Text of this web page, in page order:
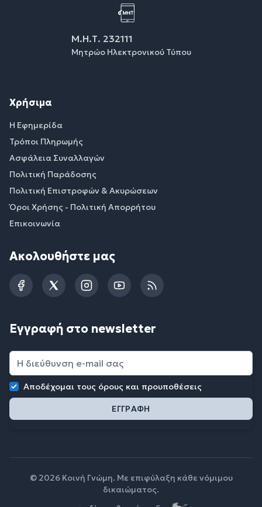
Μ.Η.Τ. 232111
Μητρώο Ηλεκτρονικού Τύπου
Χρήσιμα
Η Εφημερίδα
Τρόποι Πληρωμής
Ασφάλεια Συναλλαγών
Πολιτική Παράδοσης
Πολιτική Επιστροφών & Ακυρώσεων
Όροι Χρήσης - Πολιτική Απορρήτου
Επικοινωνία
Ακολουθήστε μας
FacebookTwitterInstagramYouTubeRSS
Εγγραφή στο newsletter
Αποδέχομαι τους όρους και προυποθέσεις
© 2026 Κοινή Γνώμη. Με επιφύλαξη κάθε νόμιμου
δικαιώματος.